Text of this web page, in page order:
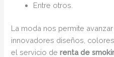
Entre otros.
La moda nos permite
innovadores diseños,
el servicio derenta de